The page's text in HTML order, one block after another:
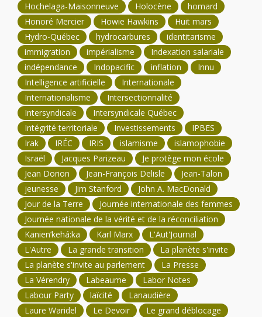
Hochelaga-Maisonneuve
Holocène
homard
Honoré Mercier
Howie Hawkins
Huit mars
Hydro-Québec
hydrocarbures
identitarisme
immigration
impérialisme
Indexation salariale
indépendance
Indopacific inflation
Innu
Intelligence artificielle
Internationale
Internationalisme
Intersectionnalité
Intersyndicale
Intersyndicale Québec
Intégrité territoriale
Investissements
IPBES
Irak
IRÉC IRIS islamisme
islamophobie
Israël
Jacques Parizeau
Je protège mon école
Jean Dorion
Jean-François Delisle
Jean-Talon
jeunesse
Jim Stanford
John A. MacDonald
Jour de la Terre
Journée internationale des femmes
Journée nationale de la vérité et de la réconciliation
Kanien’kehá:ka
Karl Marx
L'Aut'Journal
L'Autre
La grande transition
La planète s'invite
La planète s'invite au parlement
La Presse
La Vérendry
Labeaume
Labor Notes
Labour Party
laïcité
Lanaudière
Laure Waridel
Le Devoir
Le grand déblocage